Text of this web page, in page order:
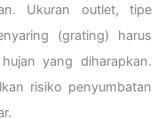
Ukuran outlet, tipe
(grating) harus
yang diharapkan.
risiko penyumbatan